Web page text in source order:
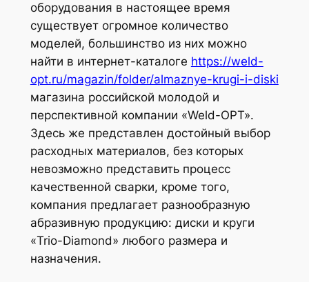
оборудования в настоящее время
существует огромное количество
моделей, большинство из них можно
найти в интернет-каталоге https://weld-
opt.ru/magazin/folder/almaznye-krugi-i-diski
магазина российской молодой и
перспективной компании «Weld-OPT».
Здесь же представлен достойный выбор
расходных материалов, без которых
невозможно представить процесс
качественной сварки, кроме того,
компания предлагает разнообразную
абразивную продукцию: диски и круги
«Trio-Diamond» любого размера и
назначения.